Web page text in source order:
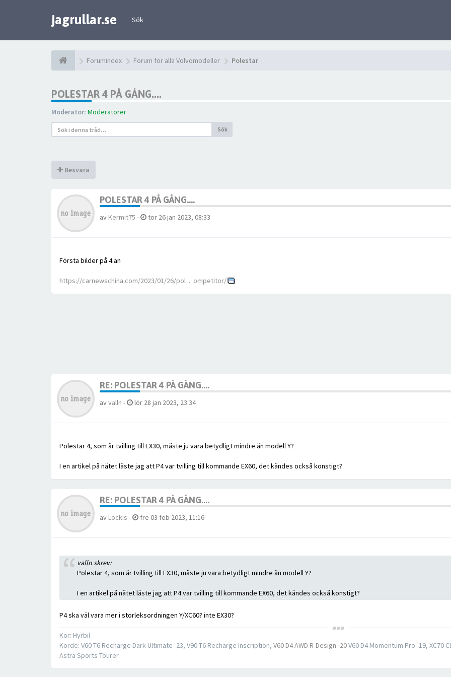
jagrullar.se Sök
Forumindex Forum för alla Volvomodeller Polestar
POLESTAR 4 PÅ GÅNG....
Moderator: Moderatorer
Sök
Besvara
POLESTAR 4 PÅ GÅNG....
av Kermit75 - tor 26 jan 2023, 08:33
Första bilder på 4:an
https://carnewschina.com/2023/01/26/pol ... ompetitor/
RE: POLESTAR 4 PÅ GÅNG....
avvalln - lör 28 jan 2023, 23:34
Polestar 4, som är tvilling till EX30, måste ju vara betydligt mindre än modell Y?
I en artikel på nätet läste jag att P4 var tvilling till kommande EX60, det kändes också konstigt?
RE: POLESTAR 4 PÅ GÅNG....
av Lockis - fre 03 feb 2023, 11:16
valln skrev:
Polestar 4, som är tvilling till EX30, måste ju vara betydligt mindre än modell Y?
I en artikel på nätet läste jag att P4 var tvilling till kommande EX60, det kändes också konstigt?
P4 ska väl vara mer i storleksordningen Y/XC60? inte EX30?
Kör: Hyrbil
Körde: V60 T6 Recharge Dark Ultimate -23, V90 T6 Recharge Inscription, V60 D4 AWD R-Design -20V60 D4 Momentum Pro -19, XC70
Astra Sports Tourer